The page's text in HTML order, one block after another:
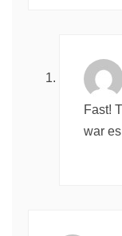
Fast!
war